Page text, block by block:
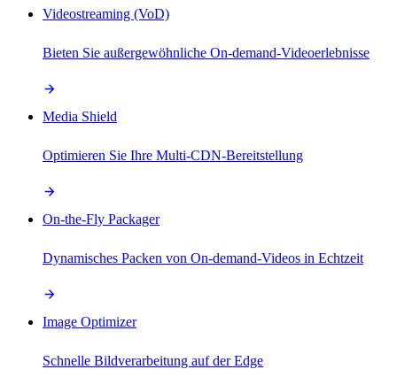
Videostreaming (VoD)
Bieten Sie außergewöhnliche On-demand-Videoerlebnisse
Media Shield
Optimieren Sie Ihre Multi-CDN-Bereitstellung
On-the-Fly Packager
Dynamisches Packen von On-demand-Videos in Echtzeit
Image Optimizer
Schnelle Bildverarbeitung auf der Edge